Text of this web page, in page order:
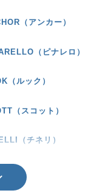
（アンカー）
（ピナレロ）
（ルック）
（スコット）
（チネリ）